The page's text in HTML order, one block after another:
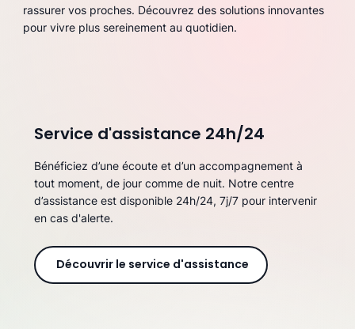
rassurer vos proches. Découvrez des solutions innovantes
pour vivre plus sereinement au quotidien.
Service d'assistance 24h/24
Bénéficiez d’une écoute et d’un accompagnement à
tout moment, de jour comme de nuit. Notre centre
d’assistance est disponible 24h/24, 7j/7 pour intervenir
en cas d'alerte.
Découvrir le service d'assistance